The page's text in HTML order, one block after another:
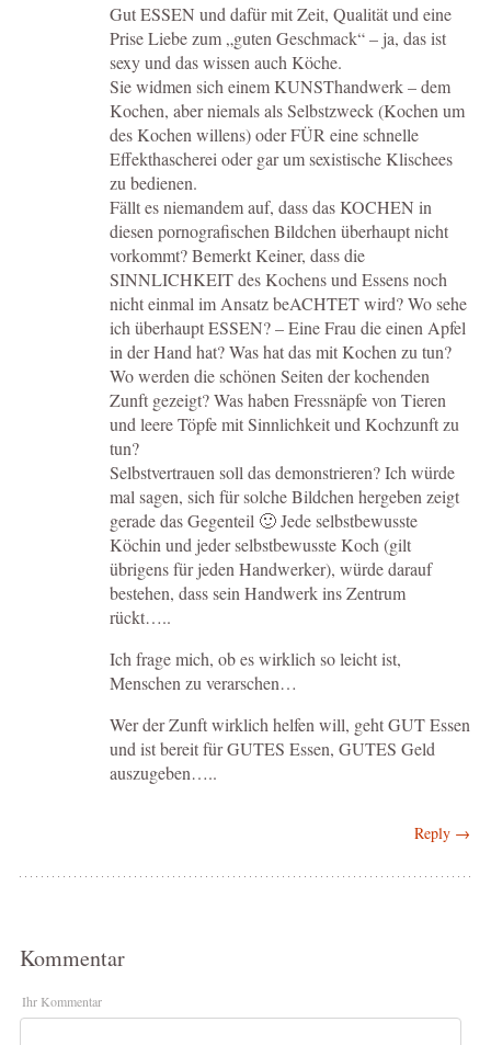
Gut ESSEN und dafür mit Zeit, Qualität und eine
Prise Liebe zum „guten Geschmack“ – ja, das ist
sexy und das wissen auch Köche.
Sie widmen sich einem KUNSThandwerk – dem
Kochen, aber niemals als Selbstzweck (Kochen um
des Kochen willens) oder FÜR eine schnelle
Effekthascherei oder gar um sexistische Klischees
zu bedienen.
Fällt es niemandem auf, dass das KOCHEN in
diesen pornografischen Bildchen überhaupt nicht
vorkommt? Bemerkt Keiner, dass die
SINNLICHKEIT des Kochens und Essens noch
nicht einmal im Ansatz beACHTET wird? Wo sehe
ich überhaupt ESSEN? – Eine Frau die einen Apfel
in der Hand hat? Was hat das mit Kochen zu tun?
Wo werden die schönen Seiten der kochenden
Zunft gezeigt? Was haben Fressnäpfe von Tieren
und leere Töpfe mit Sinnlichkeit und Kochzunft zu
tun?
Selbstvertrauen soll das demonstrieren? Ich würde
mal sagen, sich für solche Bildchen hergeben zeigt
gerade das Gegenteil 🙂 Jede selbstbewusste
Köchin und jeder selbstbewusste Koch (gilt
übrigens für jeden Handwerker), würde darauf
bestehen, dass sein Handwerk ins Zentrum
rückt…..
Ich frage mich, ob es wirklich so leicht ist,
Menschen zu verarschen…
Wer der Zunft wirklich helfen will, geht GUT Essen
und ist bereit für GUTES Essen, GUTES Geld
auszugeben…..
Reply →
Kommentar
Ihr Kommentar